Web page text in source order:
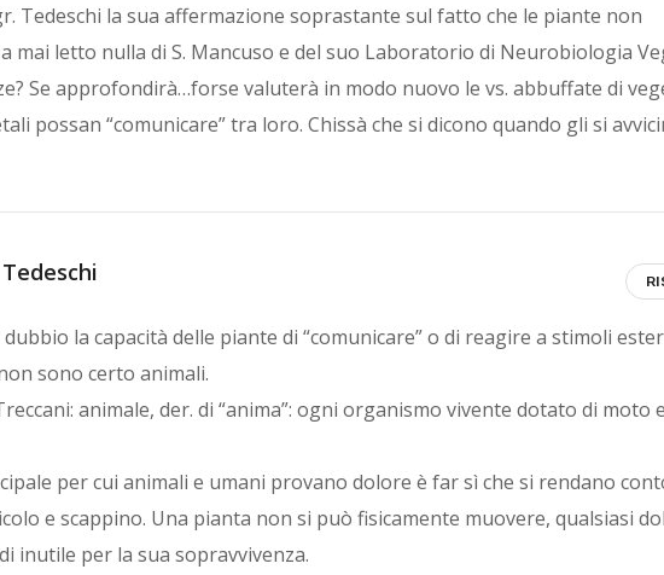
Tedeschi la sua affermazione soprastante sul fatto che le piante non
mai letto nulla di S. Mancuso e del suo Laboratorio di Neurobiologia
Se approfondirà…forse valuterà in modo nuovo le vs. abbuffate di
possan “comunicare” tra loro. Chissà che si dicono quando gli si
la capacità delle piante di “comunicare” o di reagire a stimoli
sono certo animali.
animale, der. di “anima”: ogni organismo vivente dotato di moto
per cui animali e umani provano dolore è far sì che si rendano
e scappino. Una pianta non si può fisicamente muovere, qualsiasi
inutile per la sua sopravvivenza.